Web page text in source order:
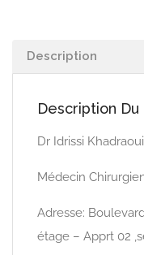
Description
Description
Dr Idrissi
Médecin
Adresse:
étage – Apprt 02